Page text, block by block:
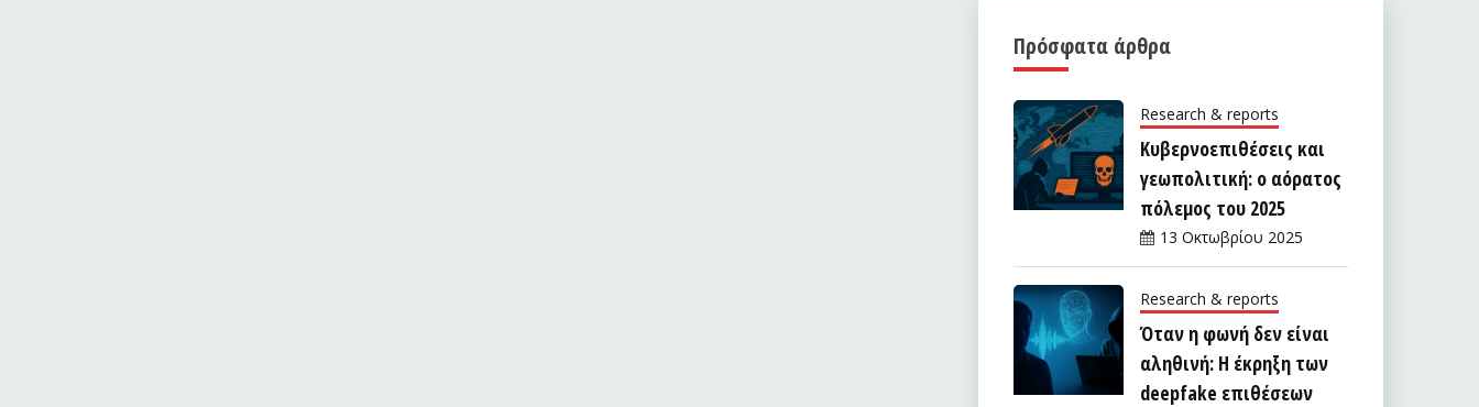
Πρόσφατα άρθρα
Research & reports
Κυβερνοεπιθέσεις και
γεωπολιτική: ο αόρατος
πόλεμος του 2025
13 Οκτωβρίου 2025
Research & reports
Όταν η φωνή δεν είναι
αληθινή: Η έκρηξη των
deepfake επιθέσεων